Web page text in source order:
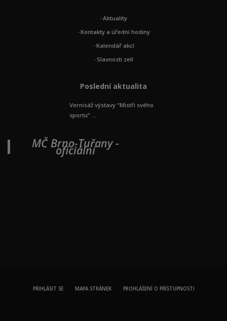
Aktuality
Kontakty a úřední hodiny
Kalendář akcí
Slavnosti zelí
Poslední aktualita
Vernisáž výstavy “Mistři svého
sportu” ...
MČ Brno-Tuřany -
oficiální
PŘIHLÁSIT SE MAPA STRÁNEK PROHLÁŠENÍ O PŘÍSTUPNOSTI